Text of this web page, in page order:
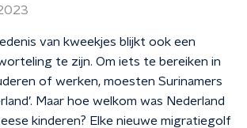
van kweekjes blijkt ook een
te zijn. Om iets te bereiken in
of werken, moesten Surinamers
Maar hoe welkom was Nederland
kinderen? Elke nieuwe migratiegolf